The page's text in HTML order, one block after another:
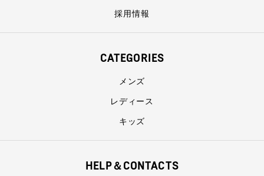
採用情報
CATEGORIES
メンズ
レディース
キッズ
HELP＆CONTACTS